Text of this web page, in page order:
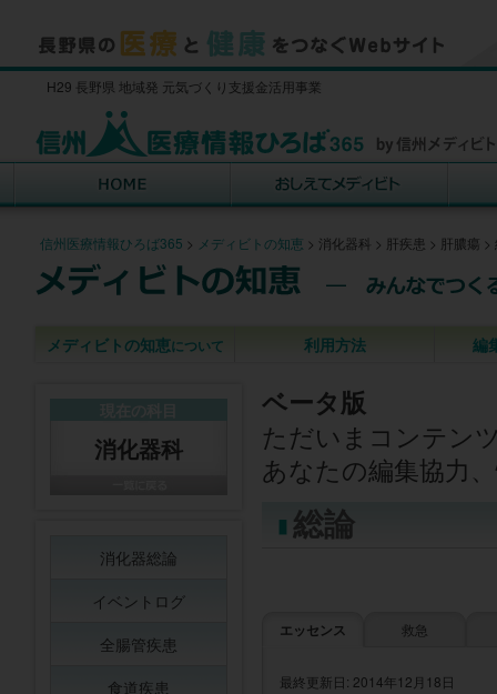
H29 長野県 地域発 元気づくり支援金活用事業
信州医療情報ひろば365 > メディビトの知恵 > 消化器科 > 肝疾患 > 肝膿瘍 >
メディビトの知恵について 利用方法 編
ベータ版
ただいまコンテン
あなたの編集協力
総論
エッセンス 救急
最終更新日: 2014年12月18日
消化器科
消化器総論
イベントログ
全腸管疾患
食道疾患